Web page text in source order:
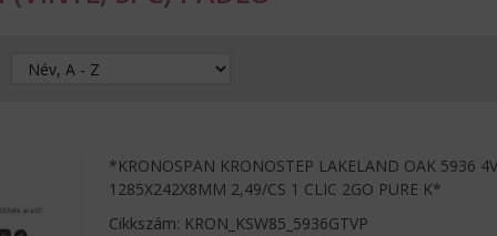
*KRONOSPAN KRONOSTEP LAKELAND OAK 5936
1285X242X8MM 2,49/CS 1 CLIC 2GO PURE K*
Cikkszám: KRON_KSW85_5936GTVP